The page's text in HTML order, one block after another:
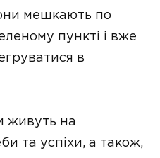
мешкають по
пункті і вже
в
живуть на
та успіхи, а також,